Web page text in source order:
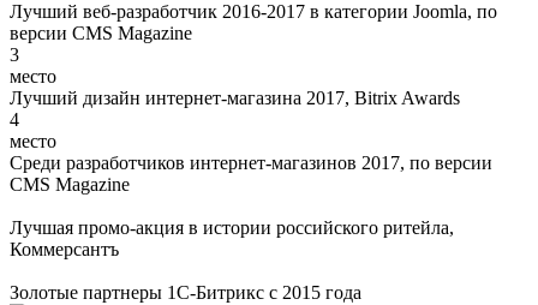
Лучший веб-разработчик 2016-2017 в категории Joomla, по
версии CMS Magazine
3
место
Лучший дизайн интернет-магазина 2017, Bitrix Awards
4
место
Среди разработчиков интернет-магазинов 2017, по версии
CMS Magazine
Лучшая промо-акция в истории российского ритейла,
Коммерсантъ
Золотые партнеры 1С-Битрикс с 2015 года